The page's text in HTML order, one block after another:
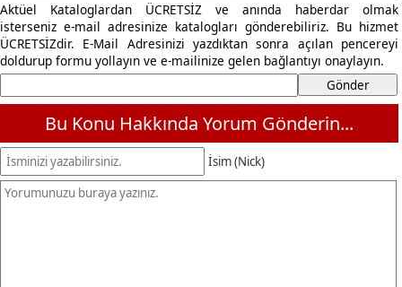
Aktüel Kataloglardan ÜCRETSİZ ve anında haberdar olmak
isterseniz e-mail adresinize katalogları gönderebiliriz. Bu hizmet
ÜCRETSİZdir. E-Mail Adresinizi yazdıktan sonra açılan pencereyi
doldurup formu yollayın ve e-mailinize gelen bağlantıyı onaylayın.
Bu Konu Hakkında Yorum Gönderin...
İsim (Nick)